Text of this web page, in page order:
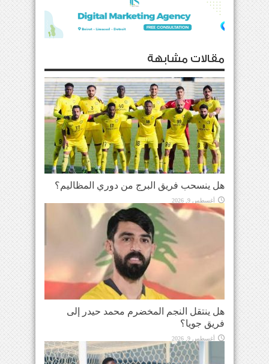
مقالات مشابهة
هل ينسحب فريق البرج من دوري المظاليم؟
أغسطس 9, 2026
هل ينتقل النجم المخضرم محمد حيدر إلى
فريق جويا؟
أغسطس 9, 2026